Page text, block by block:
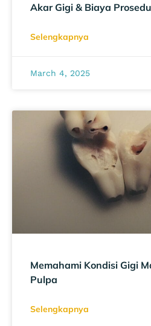
Akar Gigi & Biaya
Selengkapnya
March 4, 2025
Memahami Kondisi Gigi
Pulpa
Selengkapnya